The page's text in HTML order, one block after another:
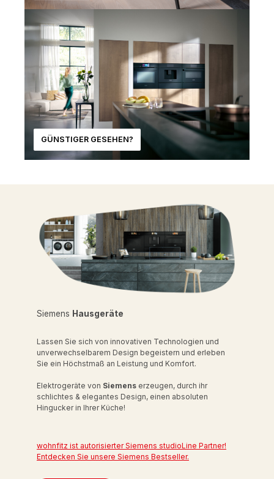
GÜNSTIGER GESEHEN?
Siemens Hausgeräte
Lassen Sie sich von innovativen Technologien und
unverwechselbarem Design begeistern und erleben
Sie ein Höchstmaß an Leistung und Komfort.
Elektrogeräte von Siemens erzeugen, durch ihr
schlichtes & elegantes Design, einen absoluten
Hingucker in Ihrer Küche!
wohnfitz ist autorisierter Siemens studioLine Partner!
Entdecken Sie unsere Siemens Bestseller.